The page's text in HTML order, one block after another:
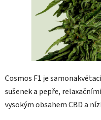
Cosmos F1 je
sušenek a pepře,
vysokým obsahem CBD a